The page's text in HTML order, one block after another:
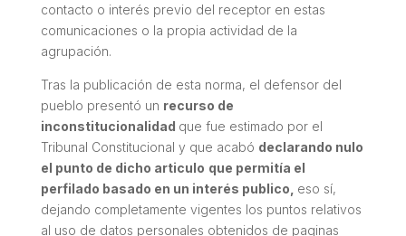
contacto o interés previo del receptor en estas
comunicaciones o la propia actividad de la
agrupación.
Tras la publicación de esta norma, el defensor del
pueblo presentó un recurso de
inconstitucionalidad que fue estimado por el
Tribunal Constitucional y que acabó declarando nulo
el punto de dicho articulo que permitía el
perfilado basado en un interés publico, eso sí,
dejando completamente vigentes los puntos relativos
al uso de datos personales obtenidos de paginas